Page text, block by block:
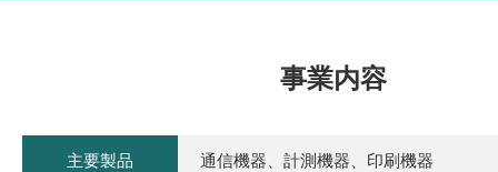
事業内容
主要製品 通信機器、計測機器、印刷機器